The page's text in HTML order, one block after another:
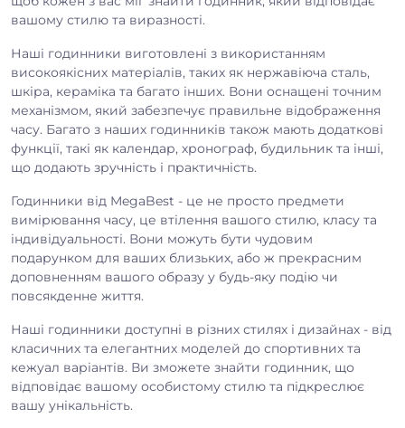
вашому стилю та виразності.
Наші годинники виготовлені з використанням
високоякісних матеріалів, таких як нержавіюча сталь,
шкіра, кераміка та багато інших. Вони оснащені точним
механізмом, який забезпечує правильне відображення
часу. Багато з наших годинників також мають додаткові
функції, такі як календар, хронограф, будильник та інші,
що додають зручність і практичність.
Годинники від MegaBest - це не просто предмети
вимірювання часу, це втілення вашого стилю, класу та
індивідуальності. Вони можуть бути чудовим
подарунком для ваших близьких, або ж прекрасним
доповненням вашого образу у будь-яку подію чи
повсякденне життя.
Наші годинники доступні в різних стилях і дизайнах - від
класичних та елегантних моделей до спортивних та
кежуал варіантів. Ви зможете знайти годинник, що
відповідає вашому особистому стилю та підкреслює
вашу унікальність.